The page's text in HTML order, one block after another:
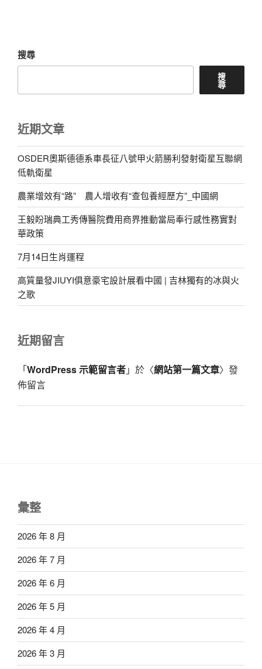
搜尋
搜
尋
近期文章
OSDER奧斯德德系車長征八號甲火箭勝利發射衛星互聯網
低軌衛星
農業增效有“路” 農人增收有“查包養經歷方”_中國網
王毅盼瑞典工秀傳醫院費用商界推動當局奉行感性務實對
華政策
7月14日生肖運程
高質量發JIUYI俱意豪宅設計展看中國 | 吉林獨有的冰與火
之歌
近期留言
「WordPress 示範留言者」於〈網站第一篇文章〉發
佈留言
彙整
2026 年 8 月
2026 年 7 月
2026 年 6 月
2026 年 5 月
2026 年 4 月
2026 年 3 月